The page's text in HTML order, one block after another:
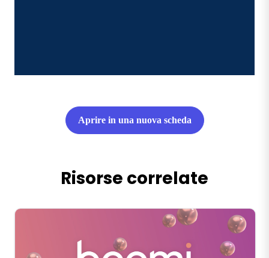
Aprire in una nuova scheda
Risorse correlate